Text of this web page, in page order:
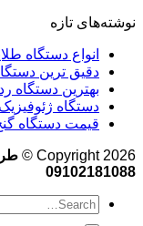
نوشته‌های تازه
انواع دستگاه
دقیق ترین
بهترین دستگاه
دستگاه
قیمت دستگاه
Copyright 2026 ©
09102181088